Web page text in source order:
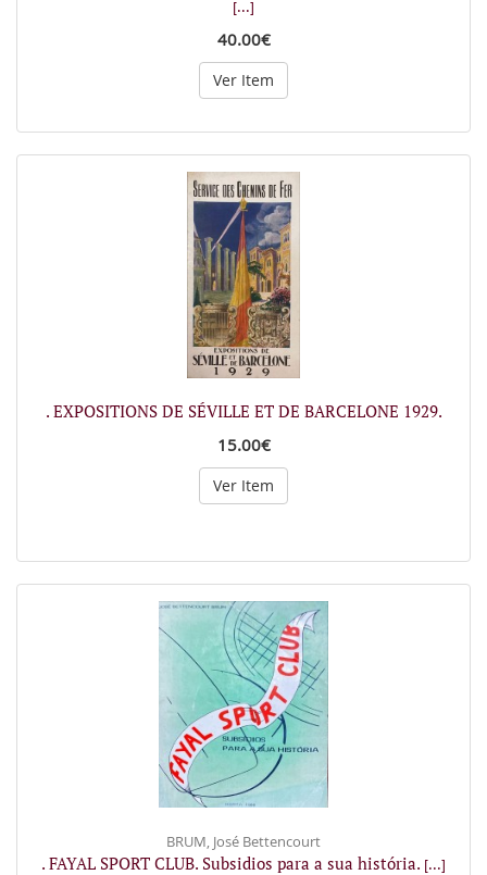
[...]
40.00€
Ver Item
. EXPOSITIONS DE SÉVILLE ET DE BARCELONE 1929.
15.00€
Ver Item
BRUM, José Bettencourt
. FAYAL SPORT CLUB. Subsidios para a sua história. [...]